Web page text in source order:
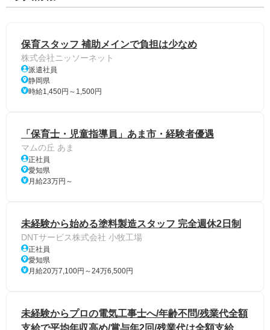
保育スタッフ 補助メインで負担は少なめ
株式会社ニッソーネット
派遣社員
静岡県
時給1,450円～1,500円
「保育士・児童指導員」あま市・経験者優遇
マムの丘 あま
正社員
愛知県
月給23万円～
未経験から始める塗料製造スタッフ 完全週休2日制
DNTサービス株式会社 小牧工場
正社員
愛知県
月給20万7,100円～24万6,500円
未経験からプロの電気工事士へ/年齢不問/残業代全額
支給で平均年収高め/賞与年2回/残業代は全額支給